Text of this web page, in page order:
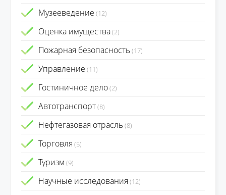
Музееведение (12)
Оценка имущества(2)
Пожарная безопасность(17)
Управление (11)
Гостиничное дело(2)
Автотранспорт(8)
Нефтегазовая отрасль(8)
Торговля (5)
Туризм (9)
Научные исследования (12)